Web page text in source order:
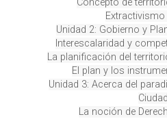
Concepto de
Unidad 2: Gobierno y
Interescalaridad y
La planificación del
El plan y los
Unidad 3: Acerca del
Ciudad
La noción de